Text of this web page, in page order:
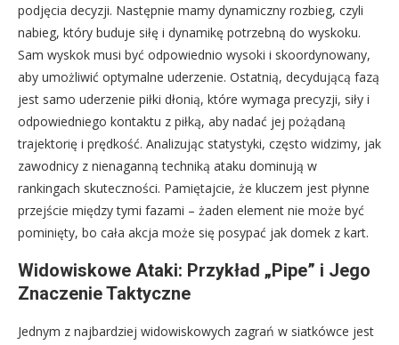
podjęcia decyzji. Następnie mamy dynamiczny rozbieg, czyli
nabieg, który buduje siłę i dynamikę potrzebną do wyskoku.
Sam wyskok musi być odpowiednio wysoki i skoordynowany,
aby umożliwić optymalne uderzenie. Ostatnią, decydującą fazą
jest samo uderzenie piłki dłonią, które wymaga precyzji, siły i
odpowiedniego kontaktu z piłką, aby nadać jej pożądaną
trajektorię i prędkość. Analizując statystyki, często widzimy, jak
zawodnicy z nienaganną techniką ataku dominują w
rankingach skuteczności. Pamiętajcie, że kluczem jest płynne
przejście między tymi fazami – żaden element nie może być
pominięty, bo cała akcja może się posypać jak domek z kart.
Widowiskowe Ataki: Przykład „Pipe” i Jego
Znaczenie Taktyczne
Jednym z najbardziej widowiskowych zagrań w siatkówce jest